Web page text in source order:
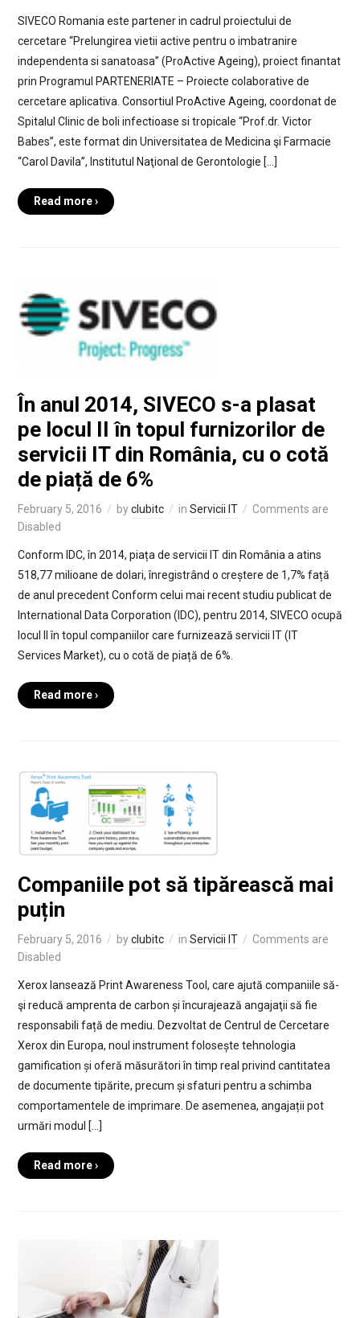
SIVECO Romania este partener in cadrul proiectului de
cercetare “Prelungirea vietii active pentru o imbatranire
independenta si sanatoasa” (ProActive Ageing), proiect finantat
prin Programul PARTENERIATE – Proiecte colaborative de
cercetare aplicativa. Consortiul ProActive Ageing, coordonat de
Spitalul Clinic de boli infectioase si tropicale “Prof.dr. Victor
Babes”, este format din Universitatea de Medicina şi Farmacie
“Carol Davila”, Institutul Naţional de Gerontologie […]
Read more ›
În anul 2014, SIVECO s-a plasat
pe locul II în topul furnizorilor de
servicii IT din România, cu o cotă
de piață de 6%
February 5, 2016 byclubitc in Servicii IT
Comments are
Disabled
Conform IDC, în 2014, piața de servicii IT din România a atins
518,77 milioane de dolari, înregistrând o creștere de 1,7% față
de anul precedent Conform celui mai recent studiu publicat de
International Data Corporation (IDC), pentru 2014, SIVECO ocupă
locul II în topul companiilor care furnizează servicii IT (IT
Services Market), cu o cotă de piață de 6%.
Read more ›
Companiile pot să tipărească mai
puțin
February 5, 2016 byclubitc in Servicii IT
Comments are
Disabled
Xerox lansează Print Awareness Tool, care ajută companiile să-
şi reducă amprenta de carbon și încurajează angajaţii să fie
responsabili față de mediu. Dezvoltat de Centrul de Cercetare
Xerox din Europa, noul instrument folosește tehnologia
gamification și oferă măsurători în timp real privind cantitatea
de documente tipărite, precum și sfaturi pentru a schimba
comportamentele de imprimare. De asemenea, angajații pot
urmări modul […]
Read more ›